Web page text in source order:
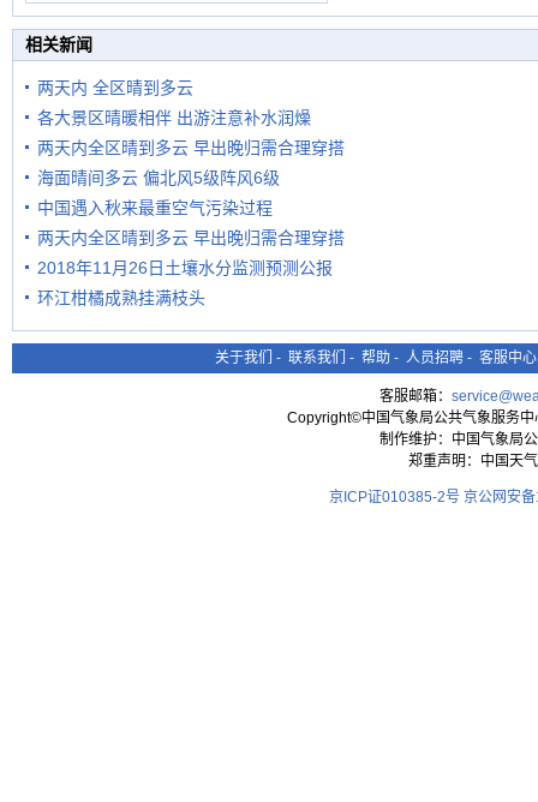
在堤岸见证汛况
相关新闻
两天内 全区晴到多云
各大景区晴暖相伴 出游注意补水润燥
两天内全区晴到多云 早出晚归需合理穿搭
海面晴间多云 偏北风5级阵风6级
中国遇入秋来最重空气污染过程
两天内全区晴到多云 早出晚归需合理穿搭
2018年11月26日土壤水分监测预测公报
环江柑橘成熟挂满枝头
关于我们 - 联系我们 - 帮助 - 人员招聘 - 客服中心
客服邮箱：
Copyright©中国气象局公共气象服务
制作维护：中国气象局
郑重声明：中国天
京ICP证010385-2号 京公网安